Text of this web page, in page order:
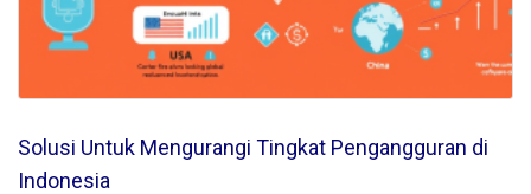
Solusi Untuk Mengurangi Tingkat Pengangguran di
Indonesia